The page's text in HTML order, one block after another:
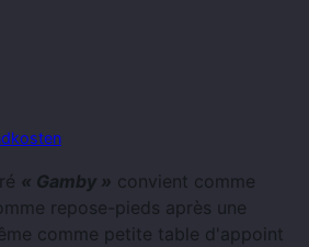
« Gamby » convient comme
repose-pieds après une
comme petite table d'appoint